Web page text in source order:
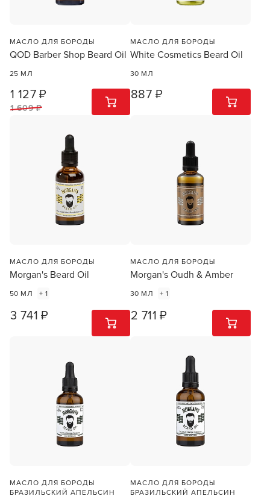
МАСЛО ДЛЯ БОРОДЫ
QOD Barber Shop Beard Oil
25 МЛ
1 127 ₽
1 609 ₽
1 ШТ
МАСЛО ДЛЯ БОРОДЫ
White Cosmetics Beard Oil
30 МЛ
887 ₽ 1 ШТ
МАСЛО ДЛЯ БОРОДЫ
Morgan's Beard Oil
50 МЛ + 1
3 741 ₽ 1 ШТ
МАСЛО ДЛЯ БОРОДЫ
Morgan's Oudh & Amber
30 МЛ + 1
2 711 ₽ 1 ШТ
МАСЛО ДЛЯ БОРОДЫ
БРАЗИЛЬСКИЙ АПЕЛЬСИН
МАСЛО ДЛЯ БОРОДЫ
БРАЗИЛЬСКИЙ АПЕЛЬСИН